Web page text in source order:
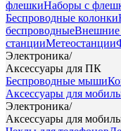
флешкиНаборы с
Беспроводные колонки
беспроводныеВнешние
станцииМетеостанции
Электроника/
Аксессуары для ПК
Беспроводные мыши
Аксессуары для
Электроника/
Аксессуары для